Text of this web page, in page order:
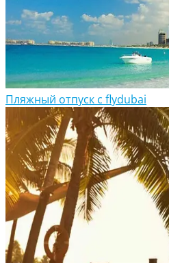
Пляжный отпуск с flydubai